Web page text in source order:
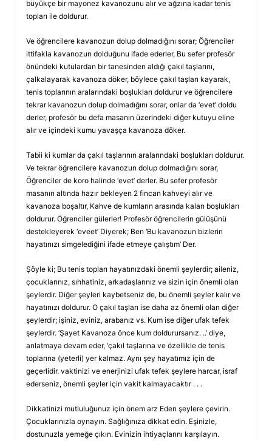
büyükçe bir mayonez kavanozunu alır ve ağzına kadar tenis
topları ile doldurur.
Ve öğrencilere kavanozun dolup dolmadığını sorar; Öğrenciler
ittifakla kavanozun dolduğunu ifade ederler, Bu sefer profesör
önündeki kutulardan bir tanesinden aldığı çakıl taşlarını,
çalkalayarak kavanoza döker, böylece çakıl taşları kayarak,
tenis toplarının aralarındaki boşlukları doldurur ve öğrencilere
tekrar kavanozun dolup dolmadığını sorar, onlar da ‘evet’ doldu
derler, profesör bu defa masanın üzerindeki diğer kutuyu eline
alır ve içindeki kumu yavaşça kavanoza döker.
Tabii ki kumlar da çakıl taşlarının aralarındaki boşlukları doldurur.
Ve tekrar öğrencilere kavanozun dolup dolmadığını sorar,
Öğrenciler de koro halinde ‘evet’ derler. Bu sefer profesör
masanın altında hazır bekleyen 2 fincan kahveyi alır ve
kavanoza boşaltır, Kahve de kumların arasında kalan boşlukları
doldurur. Öğrenciler gülerler! Profesör öğrencilerin gülüşünü
destekleyerek ‘eveet’ Diyerek; Ben ‘Bu kavanozun bizlerin
hayatınızı simgelediğini ifade etmeye çalıştım’ Der.
Şöyle ki; Bu tenis topları hayatınızdaki önemli şeylerdir; aileniz,
çocuklarınız, sıhhatiniz, arkadaşlarınız ve sizin için önemli olan
şeylerdir. Diğer şeyleri kaybetseniz de, bu önemli şeyler kalır ve
hayatınızı doldurur. O çakıl taşları ise daha az önemli olan diğer
şeylerdir; işiniz, eviniz, arabanız vs. Kum ise diğer ufak tefek
şeylerdir. ‘Şayet Kavanoza önce kum doldurursanız. ..’ diye,
anlatmaya devam eder, ‘çakıl taşlarına ve özellikle de tenis
toplarına (yeterli) yer kalmaz. Aynı şey hayatımız için de
geçerlidir. vaktinizi ve enerjinizi ufak tefek şeylere harcar, israf
ederseniz, önemli şeyler için vakit kalmayacaktır . . .
Dikkatinizi mutluluğunuz için önem arz Eden şeylere çevirin.
Çocuklarınızla oynayın. Sağlığınıza dikkat edin. Eşinizle,
dostunuzla yemeğe çıkın. Evinizin ihtiyaçlarını karşılayın.